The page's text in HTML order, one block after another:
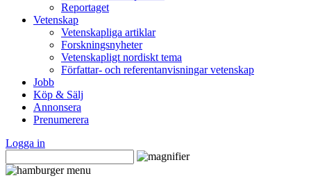
Reportaget
Vetenskap
Vetenskapliga artiklar
Forskningsnyheter
Vetenskapligt nordiskt tema
Författar- och referentanvisningar vetenskap
Jobb
Köp & Sälj
Annonsera
Prenumerera
Logga in